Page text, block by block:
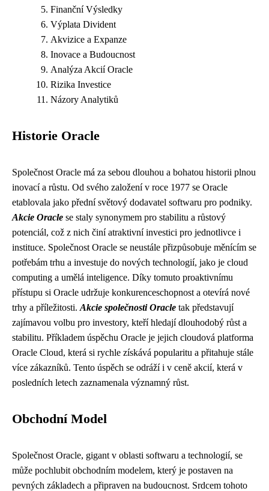
Finanční Výsledky
Výplata Divident
Akvizice a Expanze
Inovace a Budoucnost
Analýza Akcií Oracle
Rizika Investice
Názory Analytiků
Historie Oracle
Společnost Oracle má za sebou dlouhou a bohatou historii plnou
inovací a růstu. Od svého založení v roce 1977 se Oracle
etablovala jako přední světový dodavatel softwaru pro podniky.
Akcie Oracle se staly synonymem pro stabilitu a růstový
potenciál, což z nich činí atraktivní investici pro jednotlivce i
instituce. Společnost Oracle se neustále přizpůsobuje měnícím se
potřebám trhu a investuje do nových technologií, jako je cloud
computing a umělá inteligence. Díky tomuto proaktivnímu
přístupu si Oracle udržuje konkurenceschopnost a otevírá nové
trhy a příležitosti. Akcie společnosti Oracle tak představují
zajímavou volbu pro investory, kteří hledají dlouhodobý růst a
stabilitu. Příkladem úspěchu Oracle je jejich cloudová platforma
Oracle Cloud, která si rychle získává popularitu a přitahuje stále
více zákazníků. Tento úspěch se odráží i v ceně akcií, která v
posledních letech zaznamenala významný růst.
Obchodní Model
Společnost Oracle, gigant v oblasti softwaru a technologií, se
může pochlubit obchodním modelem, který je postaven na
pevných základech a připraven na budoucnost. Srdcem tohoto